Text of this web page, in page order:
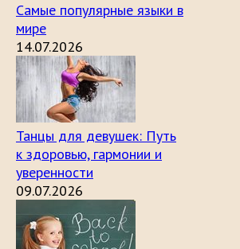
Самые популярные языки в
мире
14.07.2026
Танцы для девушек: Путь
к здоровью, гармонии и
уверенности
09.07.2026